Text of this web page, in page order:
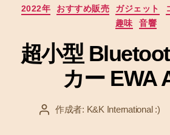
カ
テ
リ
ー
2022年 おすすめ販売 ガジェット
趣味
音響
超小型
カー EWA
投 作成者: K&K International :)